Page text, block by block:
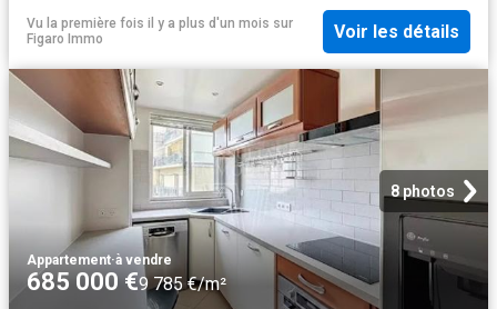
Vu la première fois il y a plus d'un mois sur
Figaro Immo
Voir les détails
8 photos
Appartement·à vendre
685 000 €9 785 €/m²